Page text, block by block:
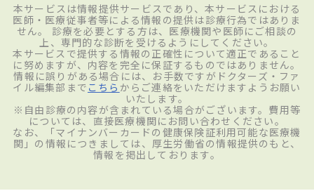
本サービスは情報提供サービスであり、本サービスにおける
医師・医療従事者等による情報の提供は診療行為ではありま
せん。 診療を必要とする方は、医療機関や医師にご相談の
上、専門的な診断を受けるようにしてください。
本サービスで提供する情報の正確性について適正であること
に努めますが、内容を完全に保証するものではありません。
情報に誤りがある場合には、お手数ですがドクターズ・ファ
イル編集部まで こちら からご連絡をいただけますようお願い
いたします。
※自由診療の内容が含まれている場合がございます。費用等
については、直接医療機関にお問い合わせください。
なお、「マイナンバーカードの健康保険証利用可能な医療機
関」の情報につきましては、厚生労働省の情報提供のもと、
情報を掲出しております。